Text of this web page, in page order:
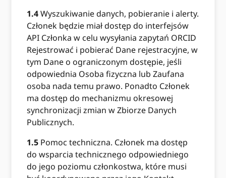
1.4Wyszukiwanie danych, pobieranie i alerty.
Członek będzie miał dostęp do interfejsów
API Członka w celu wysyłania zapytań ORCID
Rejestrować i pobierać Dane rejestracyjne, w
tym Dane o ograniczonym dostępie, jeśli
odpowiednia Osoba fizyczna lub Zaufana
osoba nada temu prawo. Ponadto Członek
ma dostęp do mechanizmu okresowej
synchronizacji zmian w Zbiorze Danych
Publicznych.
1.5 Pomoc techniczna. Członek ma dostęp
do wsparcia technicznego odpowiedniego
do jego poziomu członkostwa, które musi